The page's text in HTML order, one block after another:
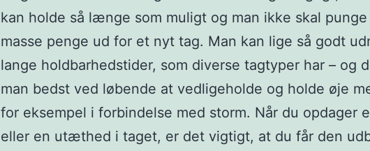
kan holde så længe som muligt og man ikke skal punge
masse penge ud for et nyt tag. Man kan lige så godt
lange holdbarhedstider, som diverse tagtyper har – og
man bedst ved løbende at vedligeholde og holde øje
for eksempel i forbindelse med storm. Når du opdager
eller en utæthed i taget, er det vigtigt, at du får den